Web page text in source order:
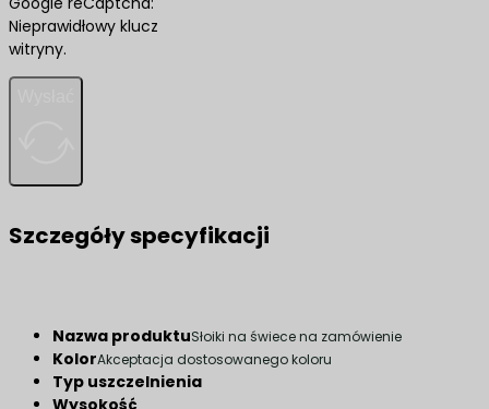
Nieprawidłowy klucz
witryny.
Szczegóły specyfikacji
Nazwa produktuSłoiki na świece na zamówienie
KolorAkceptacja dostosowanego koloru
Typ uszczelnienia
Wysokość